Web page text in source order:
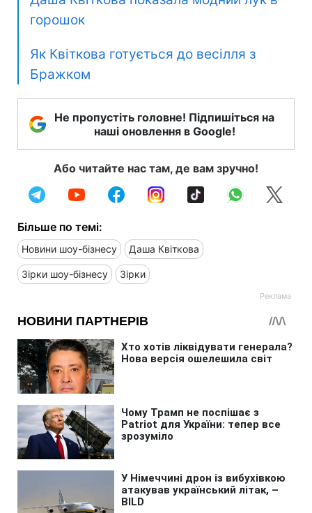
горошок
Як Квіткова готується до весілля з
Бражком
Не пропустіть головне! Підпишіться на
наші оновлення в Google!
Або читайте нас там, де вам зручно!
Більше по темі:
Новини шоу-бізнесу Даша Квіткова
Зірки шоу-бізнесу Зірки